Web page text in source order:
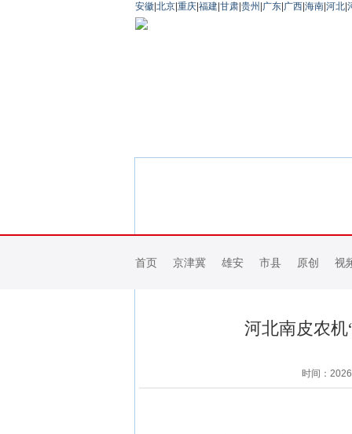
安徽 北京 重庆 福建 甘肃 贵州 广东 广西 海南 河北
首页 京津冀 雄安 市县 原创 视
河北南皮农
时间：